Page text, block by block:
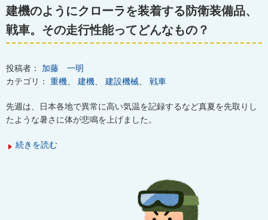
建機のようにクローラを装着する防衛装備品、
戦車。その走行性能ってどんなもの？
投稿者： 加藤 一明
カテゴリ： 重機 建機 建設機械 戦車
先週は、日本各地で異常に高い気温を記録するなど真夏を先取りし
たような暑さに体が悲鳴を上げました。
続きを読む